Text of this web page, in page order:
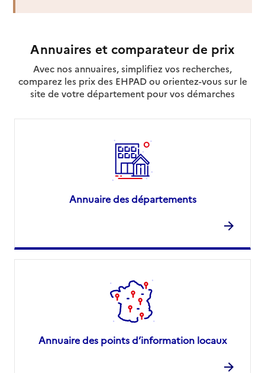
Annuaires et comparateur de prix
Avec nos annuaires, simplifiez vos recherches,
comparez les prix des EHPAD ou orientez-vous sur le
site de votre département pour vos démarches
Annuaire des départements
Annuaire des points d’information locaux